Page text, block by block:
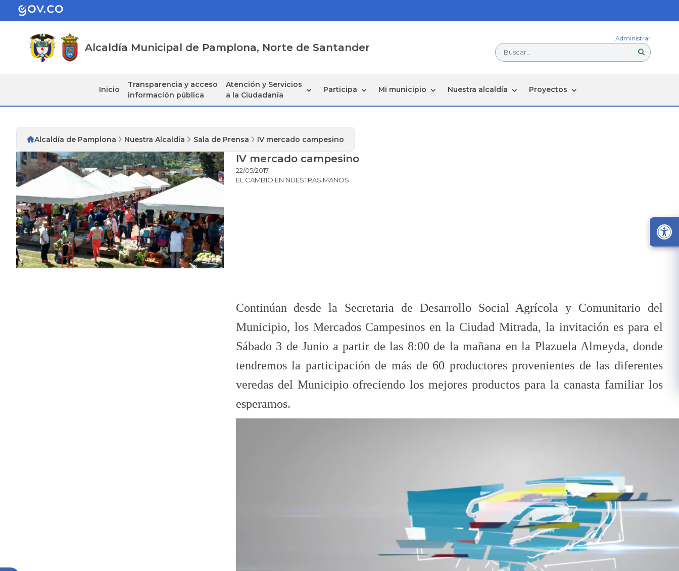
Alcaldía Municipal de Pamplona, Norte de Santander
Administrar
Buscar...
Inicio
Transparencia y acceso
información pública
Atención y Servicios
a la Ciudadanía
Participa Mi municipio Nuestra alcaldía Proyectos
Alcaldía de Pamplona Nuestra Alcaldía Sala de Prensa IV mercado campesino
IV mercado campesino
22/05/2017
EL CAMBIO EN NUESTRAS MANOS
Continúan desde la Secretaria de Desarrollo Social Agrícola y Comunitario del
Municipio, los Mercados Campesinos en la Ciudad Mitrada, la invitación es para el
Sábado 3 de Junio a partir de las 8:00 de la mañana en la Plazuela Almeyda, donde
tendremos la participación de más de 60 productores provenientes de las diferentes
veredas del Municipio ofreciendo los mejores productos para la canasta familiar los
esperamos.​